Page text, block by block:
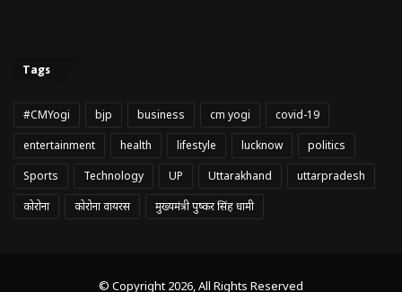
Tags
#CMYogi bjp business cm yogi
covid-19
entertainment
health lifestyle lucknow
politics
Sports
Technology UP Uttarakhand
uttarpradesh
कोरोना
कोरोना वायरस मुख्यमंत्री पुष्कर सिंह धामी
© Copyright 2026, All Rights Reserved